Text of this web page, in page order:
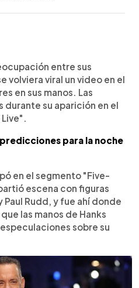
entre sus
volviera viral un video en el
en sus manos. Las
su aparición en el
para la noche
en el segmento "Five-
escena con figuras
Rudd, y fue ahí donde
las manos de Hanks
sobre su